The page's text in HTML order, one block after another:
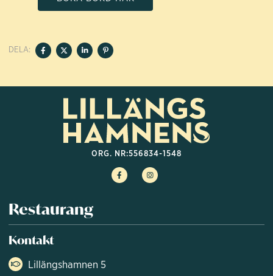
DELA:
ORG. NR:556834-1548
Restaurang
Kontakt
Lillängshamnen 5